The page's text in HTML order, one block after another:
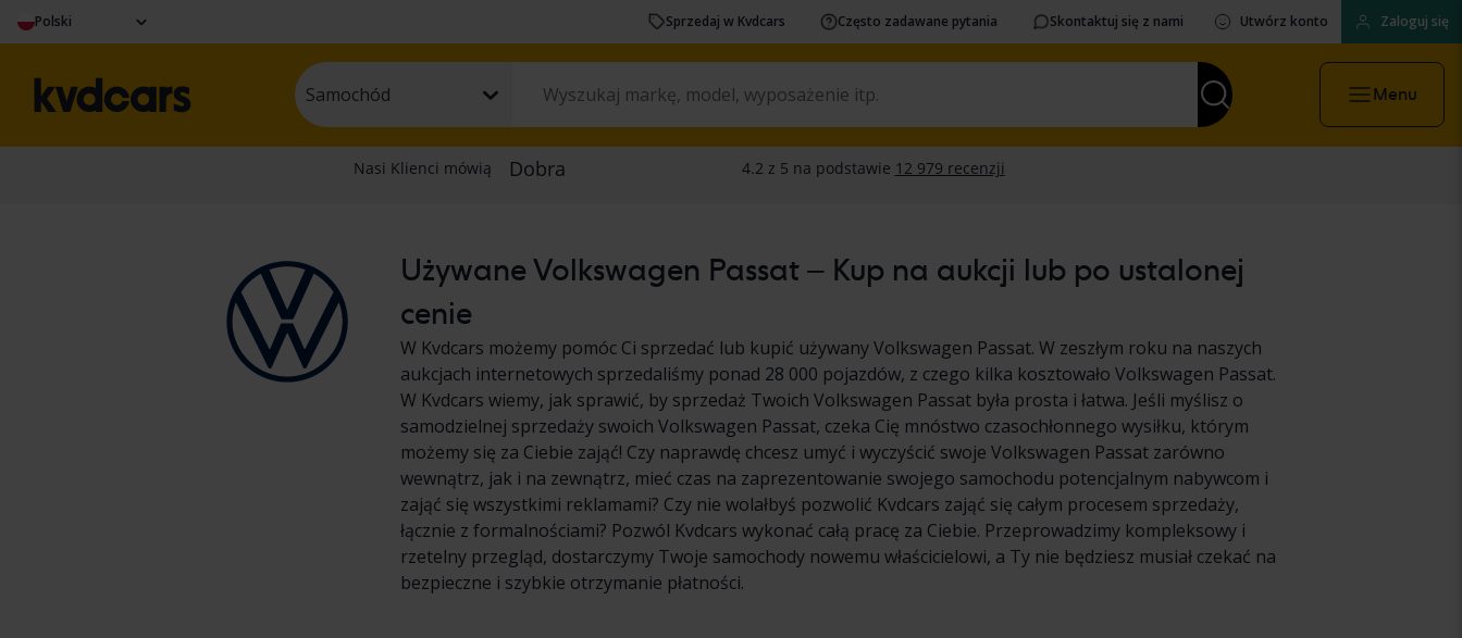
Polski Sprzedaj w Kvdcars Często zadawane pytania Skontaktuj się z nami Utwórz konto Zaloguj się
Samochód Menu
Używane Volkswagen Passat – Kup na aukcji lub po ustalonej
cenie
W Kvdcars możemy pomóc Ci sprzedać lub kupić używany Volkswagen Passat. W zeszłym roku na naszych
aukcjach internetowych sprzedaliśmy ponad 28 000 pojazdów, z czego kilka kosztowało Volkswagen Passat.
W Kvdcars wiemy, jak sprawić, by sprzedaż Twoich Volkswagen Passat była prosta i łatwa. Jeśli myślisz o
samodzielnej sprzedaży swoich Volkswagen Passat, czeka Cię mnóstwo czasochłonnego wysiłku, którym
możemy się za Ciebie zająć! Czy naprawdę chcesz umyć i wyczyścić swoje Volkswagen Passat zarówno
wewnątrz, jak i na zewnątrz, mieć czas na zaprezentowanie swojego samochodu potencjalnym nabywcom i
zająć się wszystkimi reklamami? Czy nie wolałbyś pozwolić Kvdcars zająć się całym procesem sprzedaży,
łącznie z formalnościami? Pozwól Kvdcars wykonać całą pracę za Ciebie. Przeprowadzimy kompleksowy i
rzetelny przegląd, dostarczymy Twoje samochody nowemu właścicielowi, a Ty nie będziesz musiał czekać na
bezpieczne i szybkie otrzymanie płatności.